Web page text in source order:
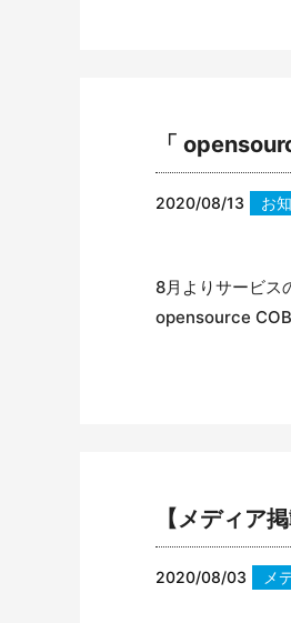
「
2020/08/13 お
8月よりサービス
opensource
【メディア
2020/08/03 メ